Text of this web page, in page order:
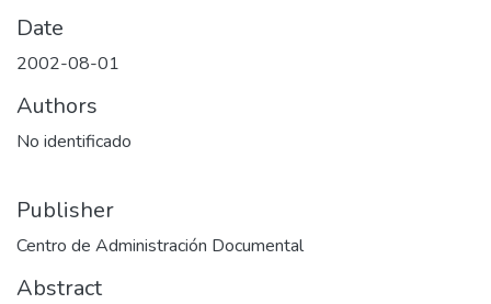
Date
2002-08-01
Authors
No identificado
Publisher
Centro de Administración Documental
Abstract